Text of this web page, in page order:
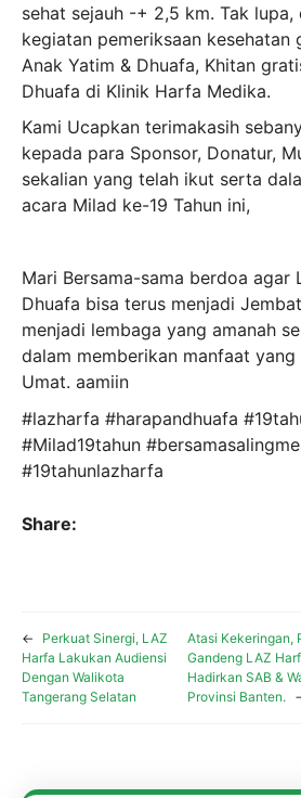
sehat sejauh -+ 2,5 km. Tak
kegiatan pemeriksaan kesehatan
Anak Yatim & Dhuafa, Khitan
Dhuafa di Klinik Harfa Medika.
Kami Ucapkan terimakasih
kepada para Sponsor, Donatur,
sekalian yang telah ikut serta
acara Milad ke-19 Tahun ini,
Mari Bersama-sama berdoa agar
Dhuafa bisa terus menjadi
menjadi lembaga yang amanah
dalam memberikan manfaat
Umat. aamiin
#lazharfa #harapandhuafa
#Milad19tahun
#19tahunlazharfa
Share:
←
Perkuat Sinergi, LAZ
Harfa Lakukan Audiensi
Dengan Walikota
Tangerang Selatan
Atasi Kekeringan,
Gandeng LAZ
Hadirkan SAB &
Provinsi Banten.